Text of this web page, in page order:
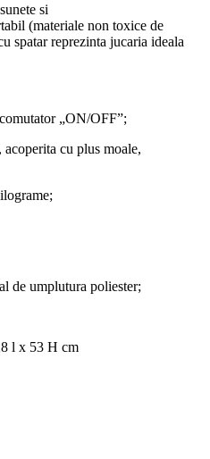
si
(materiale non toxice de
spatar reprezinta jucaria ideala
„ON/OFF”;
cu plus moale,
de umplutura poliester;
l x 53 H cm